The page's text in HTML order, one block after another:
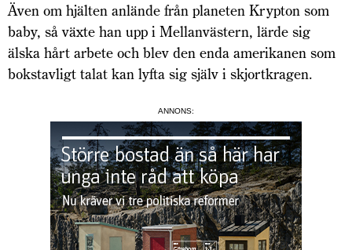
Även om hjälten anlände från planeten Krypton som
baby, så växte han upp i Mellanvästern, lärde sig
älska hårt arbete och blev den enda amerikanen som
bokstavligt talat kan lyfta sig själv i skjortkragen.
ANNONS: